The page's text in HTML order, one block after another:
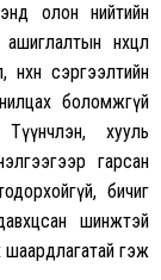
олон нийтийн
нөхцөл
нөхөн сэргээлтийн
боломжгүй
хууль
гарсан
бичиг
шинжтэй
шаардлагатай гэж